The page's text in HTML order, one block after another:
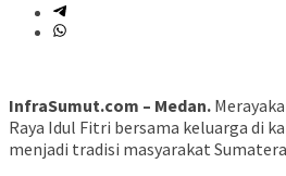
InfraSumut.com – Medan.
Raya Idul Fitri bersama keluarga di
menjadi tradisi masyarakat